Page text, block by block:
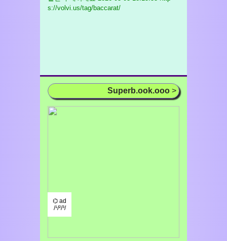
s://volvi.us/tag/baccarat/
Superb.ook.ooo >
⌬ ad
/¹/²/³/